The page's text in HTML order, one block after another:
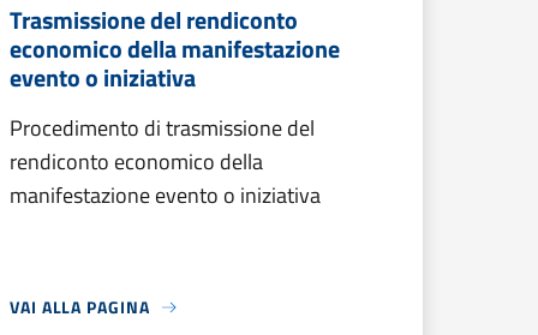
Trasmissione del rendiconto
economico della manifestazione
evento o iniziativa
Procedimento di trasmissione del
rendiconto economico della
manifestazione evento o iniziativa
VAI ALLA PAGINA